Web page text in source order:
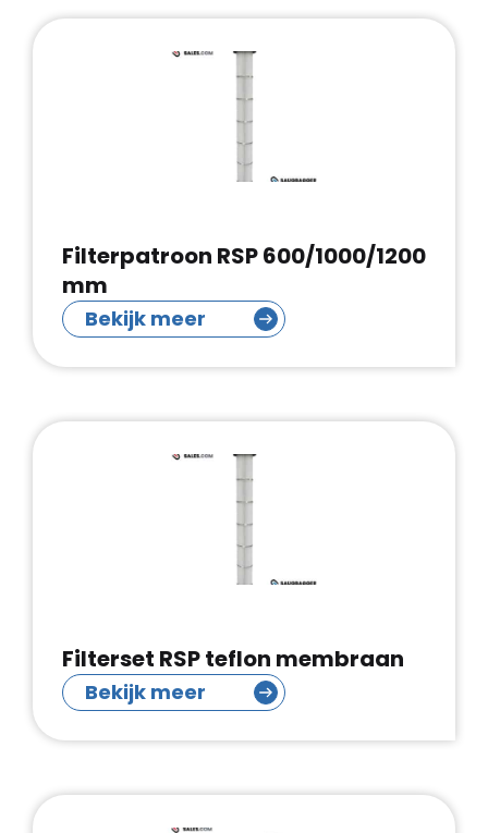
Filterpatroon RSP 600/1000/1200
mm
Bekijk meer
Filterset RSP teflon membraan
Bekijk meer